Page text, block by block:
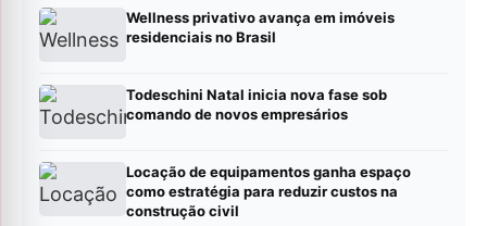
Wellness privativo avança em imóveis
residenciais no Brasil
Todeschini Natal inicia nova fase sob
comando de novos empresários
Locação de equipamentos ganha espaço
como estratégia para reduzir custos na
construção civil